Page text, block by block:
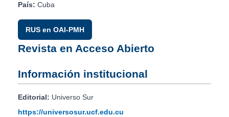
País: Cuba
RUS en OAI-PMH
Revista en Acceso Abierto
Información institucional
Editorial: Universo Sur
https://universosur.ucf.edu.cu